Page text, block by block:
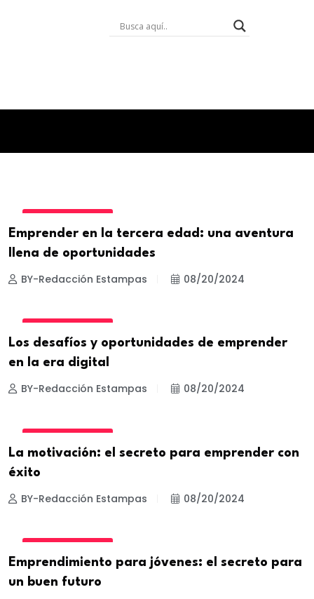
Emprender en la tercera edad: una aventura
llena de oportunidades
BY-Redacción Estampas 08/20/2024
Los desafíos y oportunidades de emprender
en la era digital
BY-Redacción Estampas 08/20/2024
La motivación: el secreto para emprender con
éxito
BY-Redacción Estampas 08/20/2024
Emprendimiento para jóvenes: el secreto para
un buen futuro